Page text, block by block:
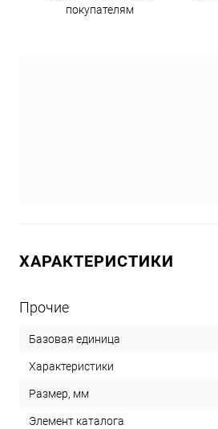
покупателям
ХАРАКТЕРИСТИКИ
Прочие
Базовая единица
Характеристики
Размер, мм
Элемент каталога